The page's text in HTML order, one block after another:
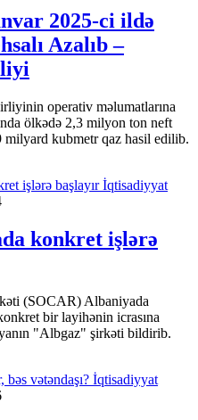
2025-ci ildə
Azalıb –
operativ məlumatlarına
ölkədə 2,3 milyon ton neft
kubmetr qaz hasil edilib.
İqtisadiyyat
konkret işlərə
(SOCAR) Albaniyada
bir layihənin icrasına
"Albgaz" şirkəti bildirib.
İqtisadiyyat